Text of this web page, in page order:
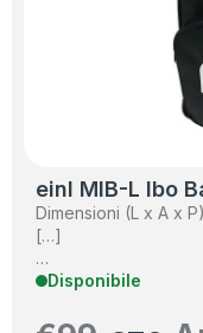
einl MIB-L Ibo
Dimensioni (L x A x
[…]
…
Disponibile